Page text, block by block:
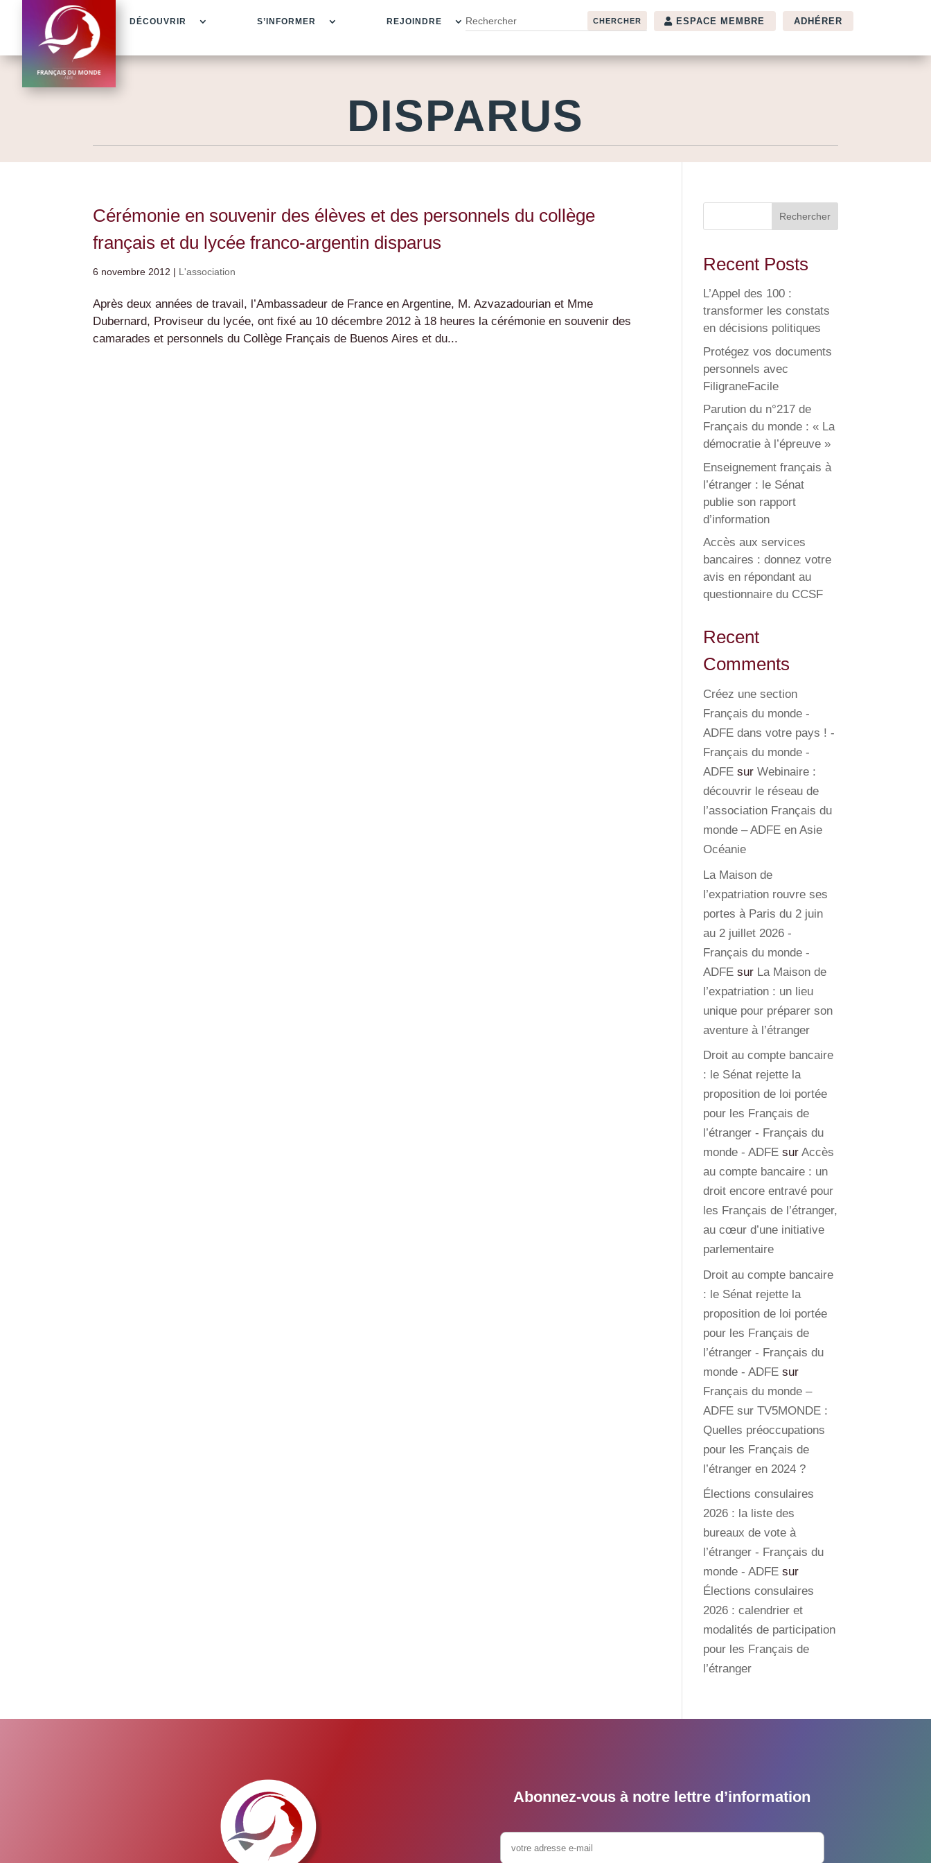
DÉCOUVRIR S’INFORMER REJOINDRE ESPACE MEMBRE ADHÉRER
DISPARUS
Cérémonie en souvenir des élèves et des personnels du collège
français et du lycée franco-argentin disparus
6 novembre 2012 | L'association
Après deux années de travail, l’Ambassadeur de France en Argentine, M. Azvazadourian et Mme
Dubernard, Proviseur du lycée, ont fixé au 10 décembre 2012 à 18 heures la cérémonie en souvenir des
camarades et personnels du Collège Français de Buenos Aires et du...
Rechercher
Recent Posts
L’Appel des 100 :
transformer les constats
en décisions politiques
Protégez vos documents
personnels avec
FiligraneFacile
Parution du n°217 de
Français du monde : « La
démocratie à l’épreuve »
Enseignement français à
l’étranger : le Sénat
publie son rapport
d’information
Accès aux services
bancaires : donnez votre
avis en répondant au
questionnaire du CCSF
Recent
Comments
Créez une section
Français du monde -
ADFE dans votre pays ! -
Français du monde -
ADFE surWebinaire :
découvrir le réseau de
l’association Français du
monde – ADFE en Asie
Océanie
La Maison de
l’expatriation rouvre ses
portes à Paris du 2 juin
au 2 juillet 2026 -
Français du monde -
ADFE sur La Maison de
l’expatriation : un lieu
unique pour préparer son
aventure à l’étranger
Droit au compte bancaire
: le Sénat rejette la
proposition de loi portée
pour les Français de
l’étranger - Français du
monde - ADFE surAccès
au compte bancaire : un
droit encore entravé pour
les Français de l’étranger,
au cœur d’une initiative
parlementaire
Droit au compte bancaire
: le Sénat rejette la
proposition de loi portée
pour les Français de
l’étranger - Français du
monde - ADFE sur
Français du monde –
ADFE sur TV5MONDE :
Quelles préoccupations
pour les Français de
l’étranger en 2024 ?
Élections consulaires
2026 : la liste des
bureaux de vote à
l’étranger - Français du
monde - ADFE sur
Élections consulaires
2026 : calendrier et
modalités de participation
pour les Français de
l’étranger
Abonnez-vous à notre lettre d’information